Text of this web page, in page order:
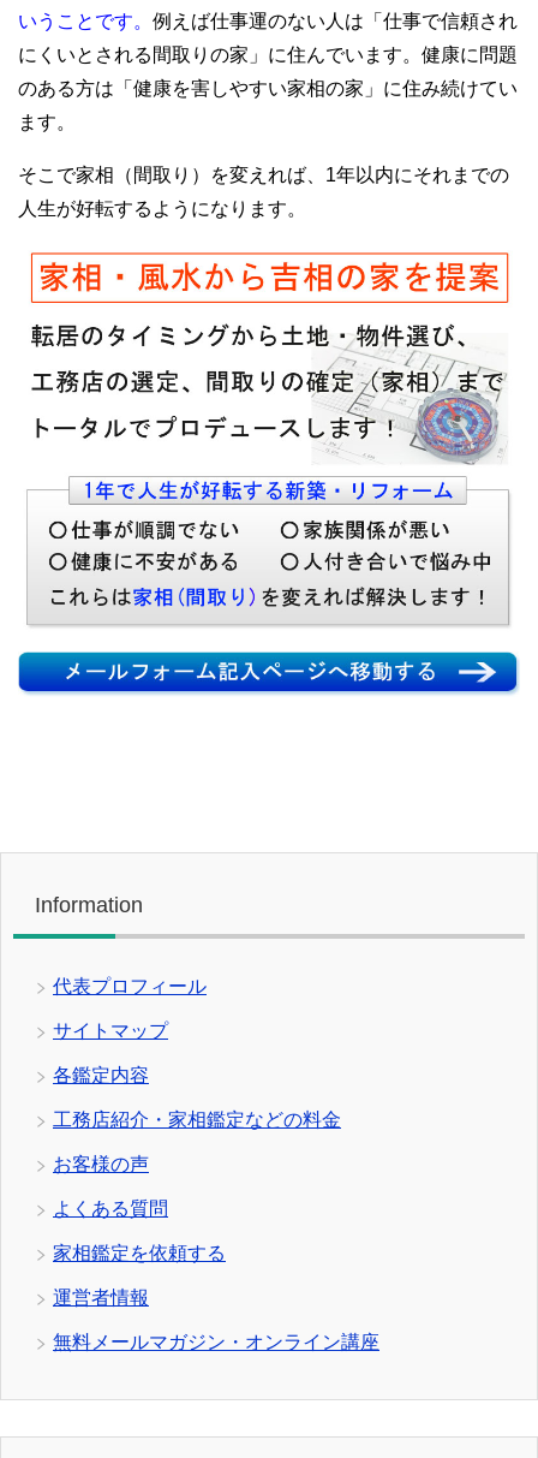
いうことです。 例えば仕事運のない人は「仕事で信頼され
にくいとされる間取りの家」に住んでいます。健康に問題
のある方は「健康を害しやすい家相の家」に住み続けてい
ます。
そこで家相（間取り）を変えれば、1年以内にそれまでの
人生が好転するようになります。
Information
代表プロフィール
サイトマップ
各鑑定内容
工務店紹介・家相鑑定などの料金
お客様の声
よくある質問
家相鑑定を依頼する
運営者情報
無料メールマガジン・オンライン講座